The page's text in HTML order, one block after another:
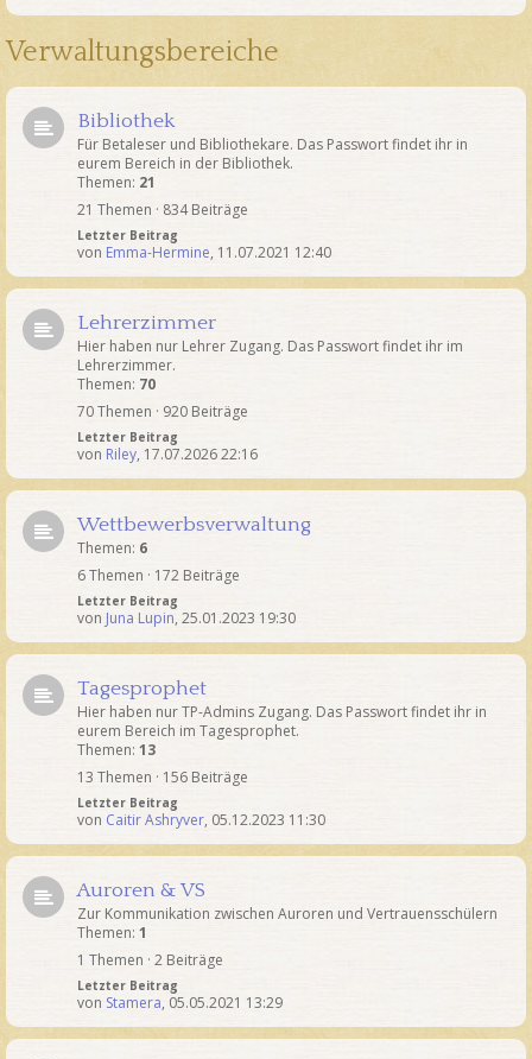
Verwaltungsbereiche
Bibliothek
Für Betaleser und Bibliothekare. Das Passwort findet ihr in
eurem Bereich in der Bibliothek.
Themen: 21
21 Themen · 834 Beiträge
Letzter Beitrag
von Emma-Hermine, 11.07.2021 12:40
Lehrerzimmer
Hier haben nur Lehrer Zugang. Das Passwort findet ihr im
Lehrerzimmer.
Themen: 70
70 Themen · 920 Beiträge
Letzter Beitrag
von Riley, 17.07.2026 22:16
Wettbewerbsverwaltung
Themen: 6
6 Themen · 172 Beiträge
Letzter Beitrag
von Juna Lupin, 25.01.2023 19:30
Tagesprophet
Hier haben nur TP-Admins Zugang. Das Passwort findet ihr in
eurem Bereich im Tagesprophet.
Themen: 13
13 Themen · 156 Beiträge
Letzter Beitrag
von Caitir Ashryver, 05.12.2023 11:30
Auroren & VS
Zur Kommunikation zwischen Auroren und Vertrauensschülern
Themen: 1
1 Themen · 2 Beiträge
Letzter Beitrag
von Stamera, 05.05.2021 13:29